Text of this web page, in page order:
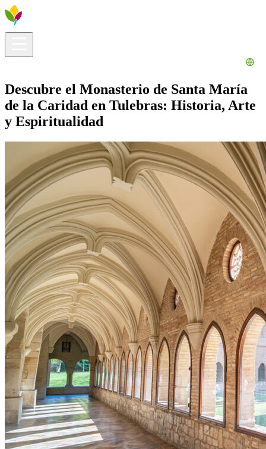
Descubre el Monasterio de Santa María
de la Caridad en Tulebras: Historia, Arte
y Espiritualidad